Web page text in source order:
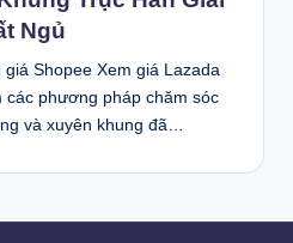
Ngủ
Shopee Xem giá Lazada
phương pháp chăm sóc
và xuyên khung đã…